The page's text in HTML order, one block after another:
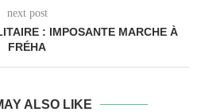
next post
: IMPOSANTE MARCHE À
FRÉHA
ALSO LIKE